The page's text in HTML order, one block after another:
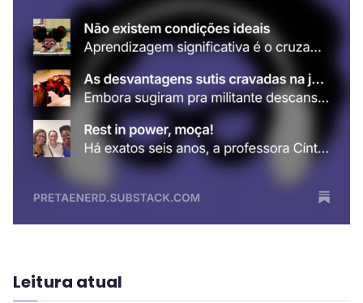
Leitura atual